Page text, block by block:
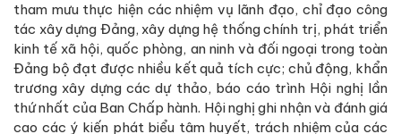
tham mưu thực hiện các nhiệm vụ lãnh đạo, chỉ đạo công
tác xây dựng Đảng, xây dựng hệ thống chính trị, phát triển
kinh tế xã hội, quốc phòng, an ninh và đối ngoại trong toàn
Đảng bộ đạt được nhiều kết quả tích cực; chủ động, khẩn
trương xây dựng các dự thảo, báo cáo trình Hội nghị lần
thứ nhất của Ban Chấp hành. Hội nghị ghi nhận và đánh giá
cao các ý kiến phát biểu tâm huyết, trách nhiệm của các